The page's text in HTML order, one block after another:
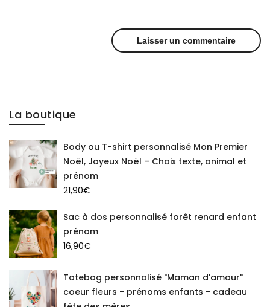
La boutique
Body ou T-shirt personnalisé Mon Premier
Noël, Joyeux Noël – Choix texte, animal et
prénom
21,90€
Sac à dos personnalisé forêt renard enfant
prénom
16,90€
Totebag personnalisé "Maman d'amour"
coeur fleurs - prénoms enfants - cadeau